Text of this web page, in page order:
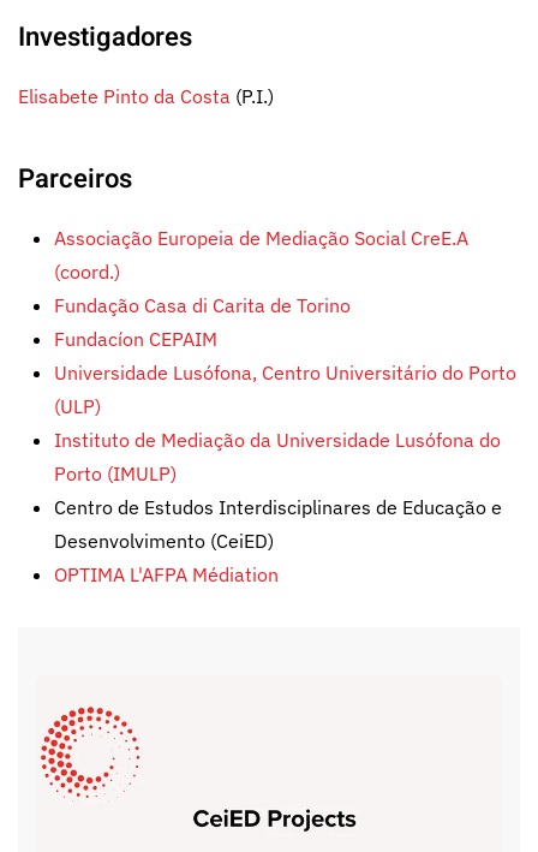
Investigadores
Elisabete Pinto da Costa (P.I.)
Parceiros
Associação Europeia de Mediação Social CreE.A
(coord.)
Fundação Casa di Carita de Torino
Fundacíon CEPAIM
Universidade Lusófona, Centro Universitário do Porto
(ULP)
Instituto de Mediação da Universidade Lusófona do
Porto (IMULP)
Centro de Estudos Interdisciplinares de Educação e
Desenvolvimento (CeiED)
OPTIMA L'AFPA Médiation